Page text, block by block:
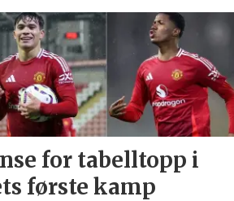
for tabelltopp i
første kamp